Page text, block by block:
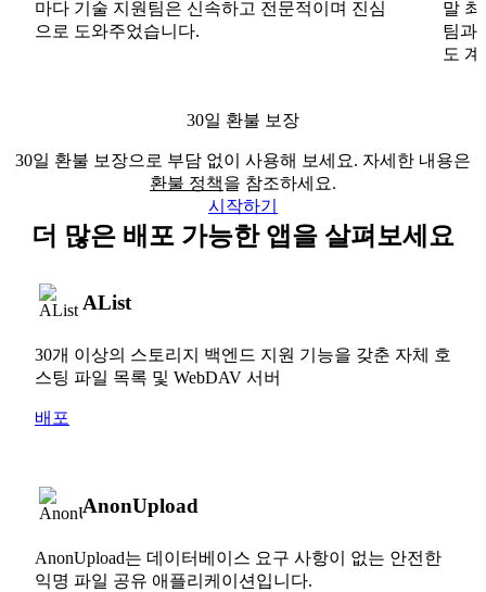
마다 기술 지원팀은 신속하고 전문적이며 진심
으로 도와주었습니다.
말
팀과
도
30일 환불 보장
30일 환불 보장으로 부담 없이 사용해 보세요. 자세한 내용은
환불 정책을 참조하세요.
시작하기
더 많은 배포 가능한 앱을 살펴보세요
AList
30개 이상의 스토리지 백엔드 지원 기능을 갖춘 자체 호
스팅 파일 목록 및 WebDAV 서버
배포
AnonUpload
AnonUpload는 데이터베이스 요구 사항이 없는 안전한
익명 파일 공유 애플리케이션입니다.